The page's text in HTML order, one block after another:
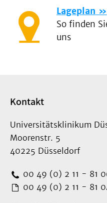
Lageplan
So finden
uns
Kontakt
Universitätsklinikum
Moorenstr. 5
40225 Düsseldorf
00 49 (0) 2 11 - 81
00 49 (0) 2 11 - 81